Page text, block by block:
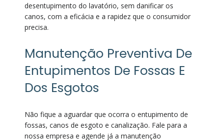
desentupimento do lavatório, sem danificar os
canos, com a eficácia e a rapidez que o consumidor
precisa.
Manutenção Preventiva De
Entupimentos De Fossas E
Dos Esgotos
Não fique a aguardar que ocorra o entupimento de
fossas, canos de esgoto e canalização. Fale para a
nossa empresa e agende já a manutenção